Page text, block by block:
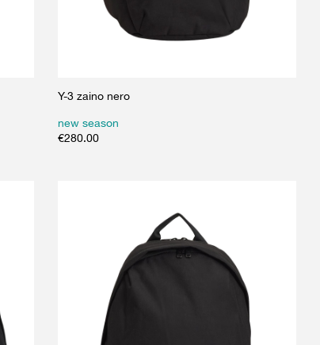
Y-3 zaino nero
new season
€280.00